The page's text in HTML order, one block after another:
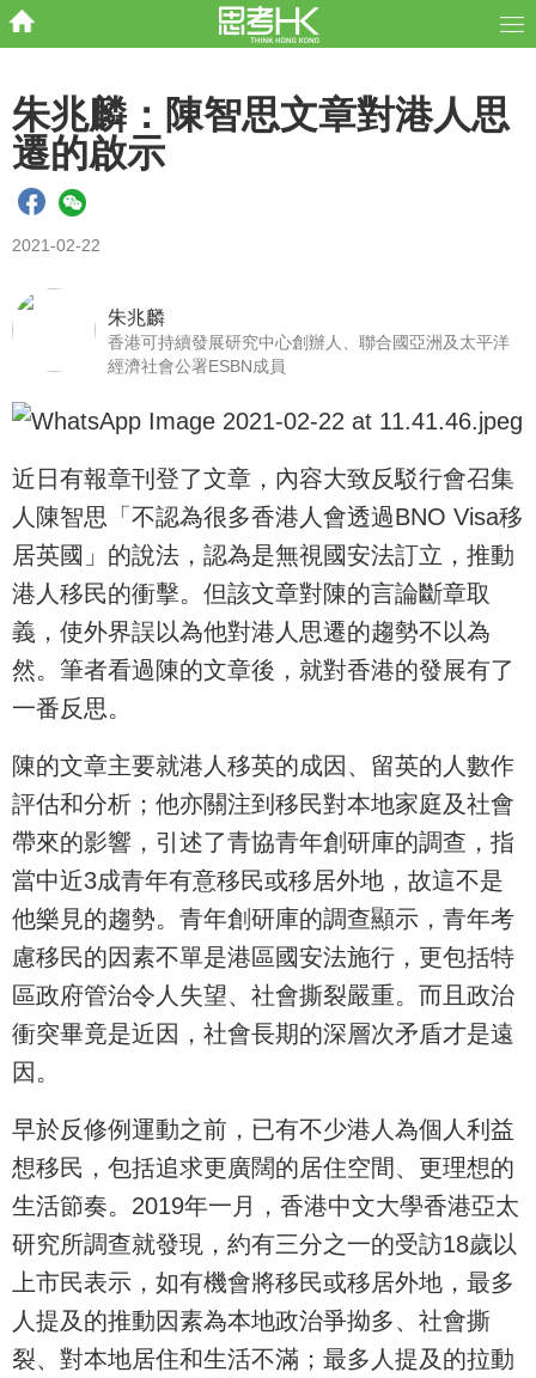
朱兆麟：陳智思文章對港人思
遷的啟示
2021-02-22
朱兆麟
香港可持續發展研究中心創辦人、聯合國亞洲及太平洋
經濟社會公署ESBN成員
近日有報章刊登了文章，內容大致反駁行會召集
人陳智思「不認為很多香港人會透過BNO Visa移
居英國」的說法，認為是無視國安法訂立，推動
港人移民的衝擊。但該文章對陳的言論斷章取
義，使外界誤以為他對港人思遷的趨勢不以為
然。筆者看過陳的文章後，就對香港的發展有了
一番反思。
陳的文章主要就港人移英的成因、留英的人數作
評估和分析；他亦關注到移民對本地家庭及社會
帶來的影響，引述了青協青年創研庫的調查，指
當中近3成青年有意移民或移居外地，故這不是
他樂見的趨勢。青年創研庫的調查顯示，青年考
慮移民的因素不單是港區國安法施行，更包括特
區政府管治令人失望、社會撕裂嚴重。而且政治
衝突畢竟是近因，社會長期的深層次矛盾才是遠
因。
早於反修例運動之前，已有不少港人為個人利益
想移民，包括追求更廣闊的居住空間、更理想的
生活節奏。2019年一月，香港中文大學香港亞太
研究所調查就發現，約有三分之一的受訪18歲以
上市民表示，如有機會將移民或移居外地，最多
人提及的推動因素為本地政治爭拗多、社會撕
裂、對本地居住和生活不滿；最多人提及的拉動